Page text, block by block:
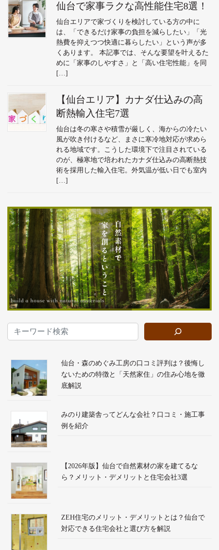
仙台で家事ラクな高性能住宅8選！
仙台エリアで家づくりを検討している方の中に
は、「できるだけ家事の負担を減らしたい」「光
熱費を抑えつつ快適に暮らしたい」という声が多
くあります。 本記事では、そんな要望を叶えるた
めに「家事のしやすさ」と「高い住宅性能」を同
[…]
【仙台エリア】カナダ仕込みの高
断熱輸入住宅7選
仙台は冬の寒さや積雪が厳しく、海からの冷たい
風が吹き付けるなど、まさに寒冷地対応が求めら
れる地域です。こうした環境下で注目されている
のが、極寒地で培われたカナダ仕込みの高断熱技
術を採用した輸入住宅。外気温が低い日でも室内
[…]
仙台・森のめぐみ工房の口コミ評判は？後悔し
ないための特徴と「天然家住」の住み心地を徹
底解説
みのり建築舎ってどんな会社？口コミ・施工事
例を紹介
【2026年版】仙台で自然素材の家を建てるな
ら？メリット・デメリットと住宅会社3選
ZEH住宅のメリット・デメリットとは？仙台で
対応できる住宅会社と選び方を解説